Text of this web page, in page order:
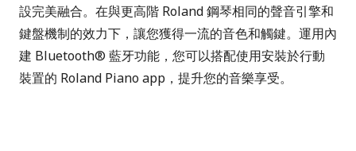
設完美融合。在與更高階 Roland 鋼琴相同的聲音引擎和
鍵盤機制的效力下，讓您獲得一流的音色和觸鍵。運用內
建 Bluetooth® 藍牙功能，您可以搭配使用安裝於行動
裝置的 Roland Piano app，提升您的音樂享受。